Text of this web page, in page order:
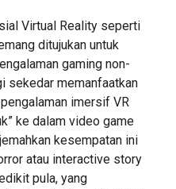
Virtual Reality seperti
ditujukan untuk
gaming non-
sekedar memanfaatkan
imersif VR
ke dalam video game
kesempatan ini
atau interactive story
pula, yang